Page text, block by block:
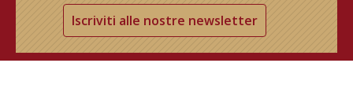
Iscriviti alle nostre newsletter